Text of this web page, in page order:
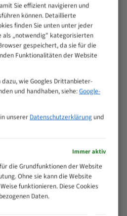
4/5
)
Sie effizient navigieren und
können. Detaillierte
finden Sie unten unter jeder
als „notwendig" kategorisierten
gespeichert, da sie für die
Funktionalitäten der Website
wie Googles Drittanbieter-
und handhaben, siehe:Google-
unserer Datenschutzerklärungund
Immer aktiv
die Grundfunktionen der Website
Ohne sie kann die Website
funktionieren. Diese Cookies
Daten.